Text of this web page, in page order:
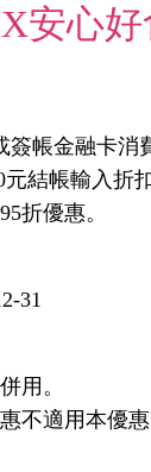
安心好
簽帳金融卡消
結帳輸入折
折優惠。
31
用。
不適用本優惠